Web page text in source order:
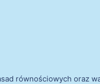
równościowych oraz